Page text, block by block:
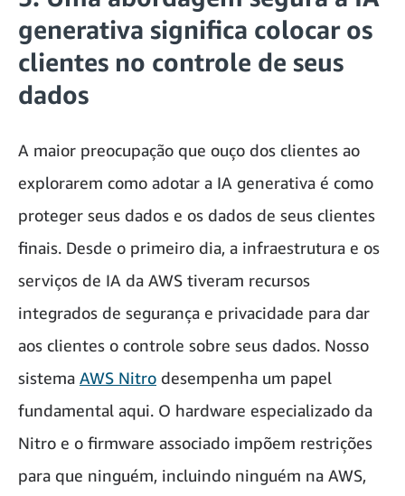
generativa significa colocar os
clientes no controle de seus
dados
A maior preocupação que ouço dos clientes ao
explorarem como adotar a IA generativa é como
proteger seus dados e os dados de seus clientes
finais. Desde o primeiro dia, a infraestrutura e os
serviços de IA da AWS tiveram recursos
integrados de segurança e privacidade para dar
aos clientes o controle sobre seus dados. Nosso
sistema AWS Nitro desempenha um papel
fundamental aqui. O hardware especializado da
Nitro e o firmware associado impõem restrições
para que ninguém, incluindo ninguém na AWS,